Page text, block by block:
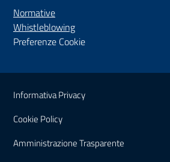
Normative
Whistleblowing(nuova scheda - new tab)
Preferenze Cookie
Sezione Link Utili
Informativa Privacy
Cookie Policy
Amministrazione Trasparente